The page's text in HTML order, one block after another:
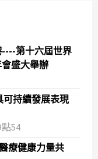
第十六屆世界
盛大舉辦
可持續發展表現
54
療健康力量共